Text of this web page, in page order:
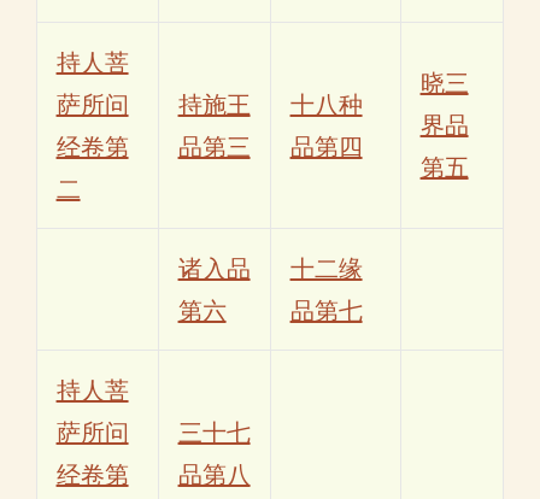
持人菩
萨所问
经卷第
二
持施王
品第三
十八种
品第四
晓三
界品
第五
诸入品
第六
十二缘
品第七
持人菩
萨所问
经卷第
三十七
品第八